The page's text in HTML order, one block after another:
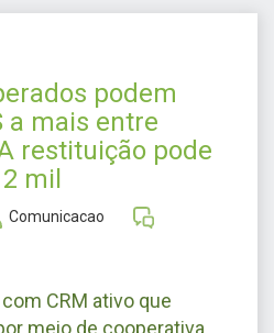
podem
a mais entre
restituição pode
mil
Comunicacao
CRM ativo que
meio de cooperativa